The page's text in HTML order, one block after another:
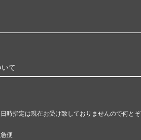
て
日時指定は現在お受け致しておりませんので何とぞ
便